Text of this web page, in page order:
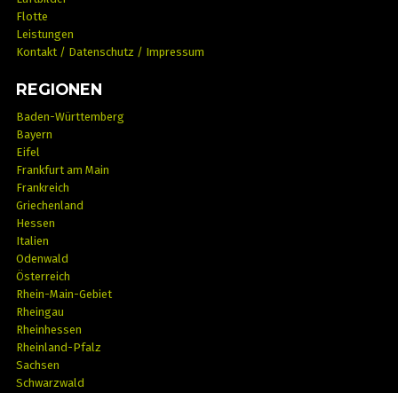
Flotte
Leistungen
Kontakt / Datenschutz / Impressum
REGIONEN
Baden-Württemberg
Bayern
Eifel
Frankfurt am Main
Frankreich
Griechenland
Hessen
Italien
Odenwald
Österreich
Rhein-Main-Gebiet
Rheingau
Rheinhessen
Rheinland-Pfalz
Sachsen
Schwarzwald